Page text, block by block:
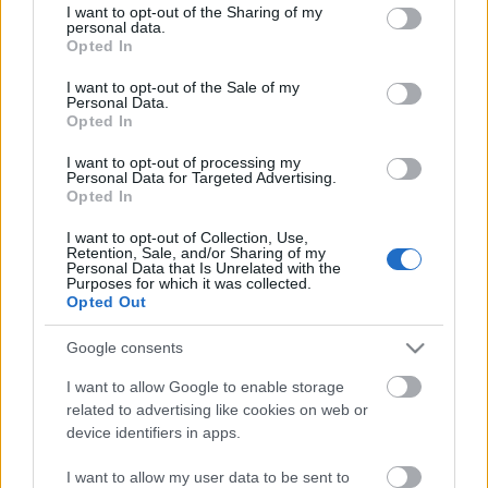
not limited to your visit or usage behaviour. You may click to
grant or deny consent to Google and its third-party tags to
use your data for below specified purposes in below Google
consent section.
I want to opt-out of the Sharing of my
personal data.
Opted In
I want to opt-out of the Sale of my
Personal Data.
Opted In
I want to opt-out of processing my
Personal Data for Targeted Advertising.
Opted In
I want to opt-out of Collection, Use,
Retention, Sale, and/or Sharing of my
Personal Data that Is Unrelated with the
Purposes for which it was collected.
Opted Out
Google consents
I want to allow Google to enable storage
related to advertising like cookies on web or
device identifiers in apps.
I want to allow my user data to be sent to
budapesti éjszakának. Az egyórás anyag hűen
reprezentálja Alan Wilder gondolatait az
Magyarországon csak itt a Recorderen és aNeston
rádión lesz hallható. Figyelem, aki lemarad, az egy
mix sehol nem lesz letölthető. Egyszeri és
megismételhetetlen pillanatok következnek február
ALAN WILDERREL KÉSZÍTETT MÉLYINTERJÚNK ITT
OLVASHATÓ.
Címkék:alan wilder recoil